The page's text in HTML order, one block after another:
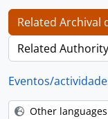
Related Archival
Related
Eventos/
Other